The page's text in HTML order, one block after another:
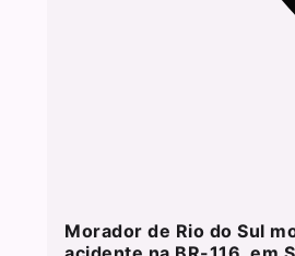
Morador de Rio do Sul